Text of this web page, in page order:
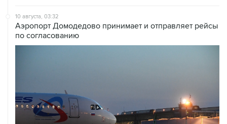
10 августа, 03:32
Аэропорт Домодедово принимает и отправляет рейсы
по согласованию